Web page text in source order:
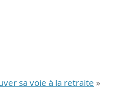
sa voie à la retraite »